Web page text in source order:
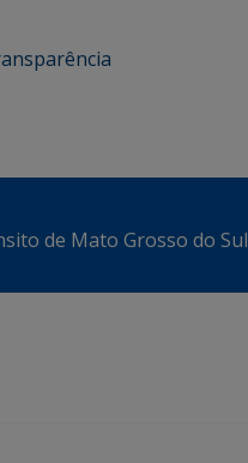
de Mato Grosso do Sul